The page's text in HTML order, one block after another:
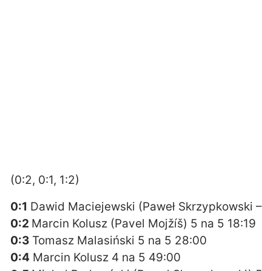
(0:2, 0:1, 1:2)
0:1 Dawid Maciejewski (Paweł Skrzypkowski
0:2 Marcin Kolusz (Pavel Mojžíš) 5 na 5 18:19
0:3 Tomasz Malasiński 5 na 5 28:00
0:4 Marcin Kolusz 4 na 5 49:00